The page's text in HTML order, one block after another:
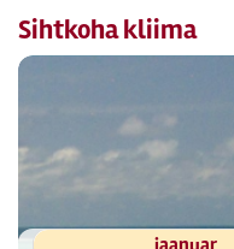
Sihtkoha kliima